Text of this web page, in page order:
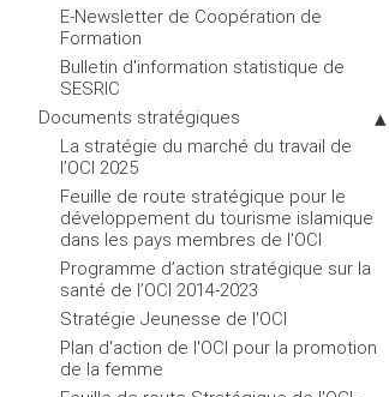
E-Newsletter de Coopération de
Formation
Bulletin d'information statistique de
SESRIC
Documents stratégiques
La stratégie du marché du travail de
l’OCI 2025
Feuille de route stratégique pour le
développement du tourisme islamique
dans les pays membres de l'OCI
Programme d’action stratégique sur la
santé de l’OCI 2014-2023
Stratégie Jeunesse de l'OCI
Plan d'action de l'OCI pour la promotion
de la femme